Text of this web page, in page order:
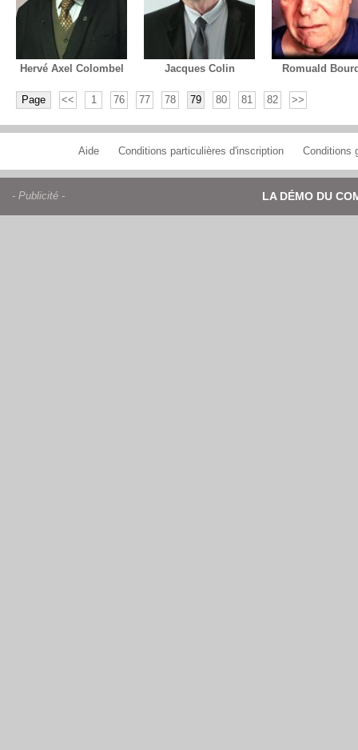
Hervé Axel Colombel Jacques Colin Romuald
Page << 1 76 77 78 79 80 81 82 >>
Aide Conditions particulières d'inscription Conditions
LA DÉMO DU
- Publicité -